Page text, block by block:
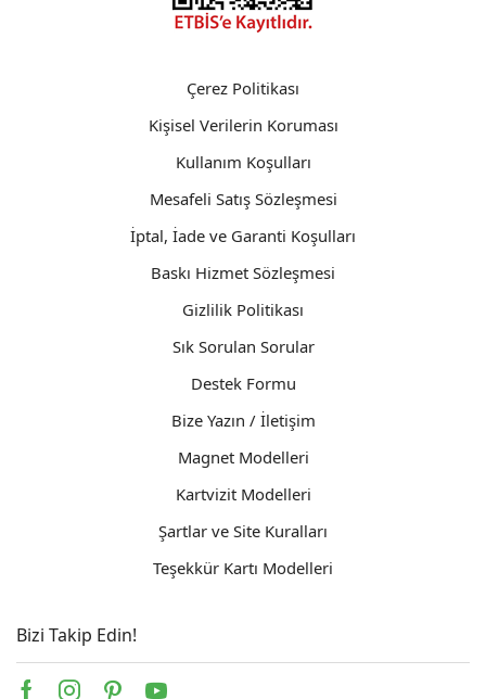
Çerez Politikası
Kişisel Verilerin Koruması
Kullanım Koşulları
Mesafeli Satış Sözleşmesi
İptal, İade ve Garanti Koşulları
Baskı Hizmet Sözleşmesi
Gizlilik Politikası
Sık Sorulan Sorular
Destek Formu
Bize Yazın / İletişim
Magnet Modelleri
Kartvizit Modelleri
Şartlar ve Site Kuralları
Teşekkür Kartı Modelleri
Bizi Takip Edin!